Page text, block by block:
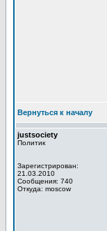
Вернуться к началу
justsociety
Политик
Зарегистрирован:
21.03.2010
Сообщения: 740
Откуда: moscow